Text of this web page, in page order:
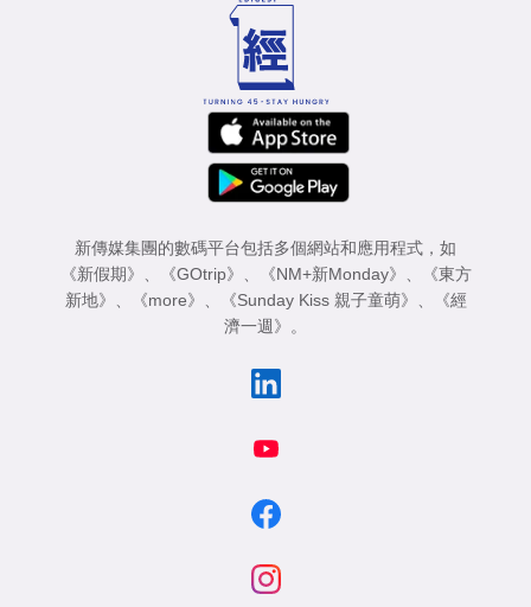
新傳媒集團的數碼平台包括多個網站和應用程式，如
《新假期》
《GOtrip》 《NM+新Monday》
《東方
新地》
《more》 《Sunday Kiss 親子童萌》
《經
濟一週》
。